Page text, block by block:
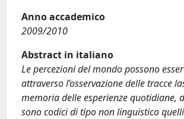
Anno accademico
2009/2010
Abstract in italiano
Le percezioni del mondo possono
attraverso l’osservazione delle tracce
memoria delle esperienze quotidiane,
sono codici di tipo non linguistico